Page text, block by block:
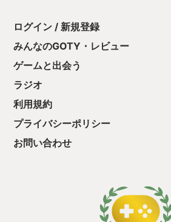
ログイン / 新規登録
みんなのGOTY・レビュー
ゲームと出会う
ラジオ
利用規約
プライバシーポリシー
お問い合わせ